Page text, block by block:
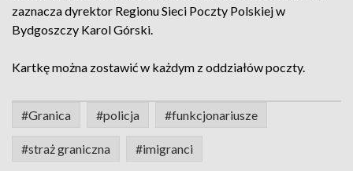
zaznacza dyrektor Regionu Sieci Poczty Polskiej w
Bydgoszczy Karol Górski.
Kartkę można zostawić w każdym z oddziałów poczty.
#Granica #policja #funkcjonariusze
#straż graniczna #imigranci